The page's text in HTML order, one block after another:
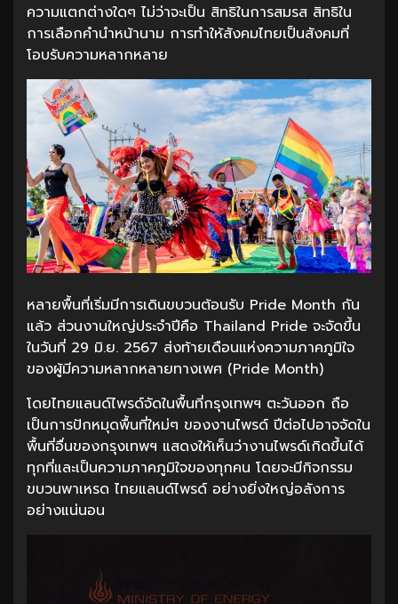
ความแตกต่างใดๆ ไม่ว่าจะเป็น สิทธิในการสมรส สิทธิใน
การเลือกคำนำหน้านาม การทำให้สังคมไทยเป็นสังคมที่
โอบรับความหลากหลาย
หลายพื้นที่เริ่มมีการเดินขบวนต้อนรับ Pride Month กัน
แล้ว ส่วนงานใหญ่ประจำปีคือ Thailand Pride จะจัดขึ้น
ในวันที่ 29 มิ.ย. 2567 ส่งท้ายเดือนแห่งความภาคภูมิใจ
ของผู้มีความหลากหลายทางเพศ (Pride Month)
โดยไทยแลนด์ไพรด์จัดในพื้นที่กรุงเทพฯ ตะวันออก ถือ
เป็นการปักหมุดพื้นที่ใหม่ๆ ของงานไพรด์ ปีต่อไปอาจจัดใน
พื้นที่อื่นของกรุงเทพฯ แสดงให้เห็นว่างานไพรด์เกิดขึ้นได้
ทุกที่และเป็นความภาคภูมิใจของทุกคน โดยจะมีกิจกรรม
ขบวนพาเหรด ไทยแลนด์ไพรด์ อย่างยิ่งใหญ่อลังการ
อย่างแน่นอน